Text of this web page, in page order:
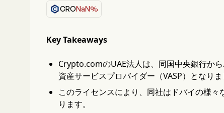
CRONaN%
Key Takeaways
Crypto.comのUAE法人は、同国中央銀行か
資産サービスプロバイダー（VASP）となりま
このライセンスにより、同社はドバイの様
ります。